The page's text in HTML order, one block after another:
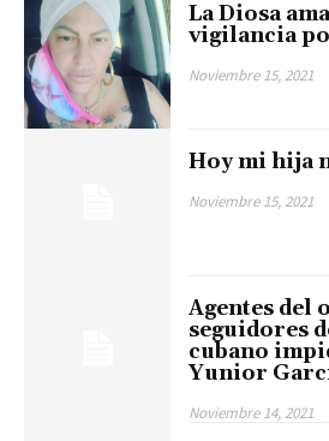
La Diosa
vigilancia
Noviembre 15, 2021
Hoy mi hija
Noviembre 15, 2021
Agentes del
seguidores
cubano
Yunior
Noviembre 14, 2021